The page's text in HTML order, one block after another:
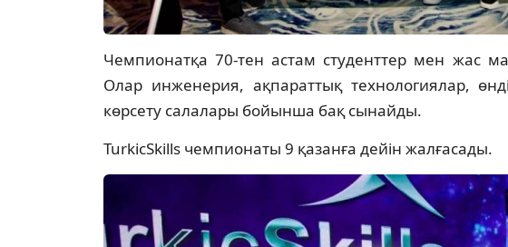
Чемпионатқа 70-тен астам студенттер мен жас
Олар инженерия, ақпараттық технологиялар,
көрсету салалары бойынша бақ сынайды.
TurkicSkills чемпионаты 9 қазанға дейін жалғасады.